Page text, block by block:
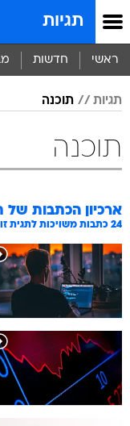
תגיות
ראשי חדשות
תגיות תוכנה
תוכנה
ארכיון הכתבות של
24 כתבות משויכות לתגית זו